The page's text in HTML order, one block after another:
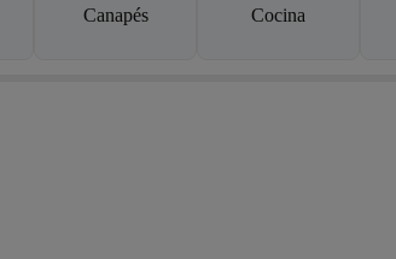
Canapés Cocina